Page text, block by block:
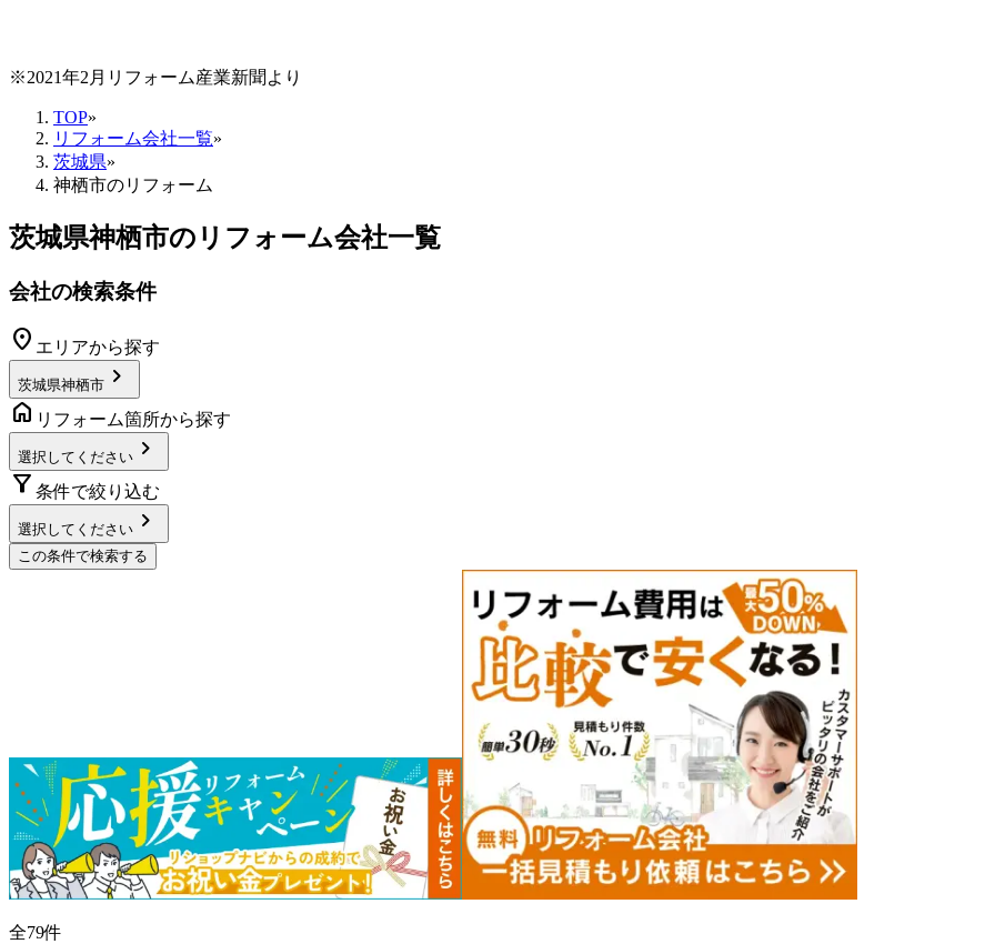
※2021年2月リフォーム産業新聞より
TOP»
リフォーム会社一覧»
茨城県»
神栖市のリフォーム
茨城県神栖市のリフォーム会社一覧
会社の検索条件
location_on エリアから探す
茨城県神栖市 chevron_right
home リフォーム箇所から探す
選択してください chevron_right
filter_alt 条件で絞り込む
選択してください chevron_right
この条件で検索する
全79件